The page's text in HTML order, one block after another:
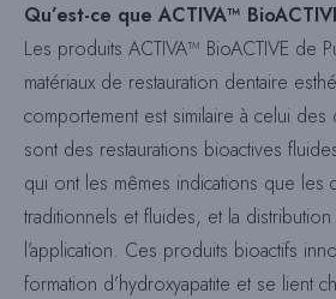
Qu’est-ce que ACTIVA™
Les produits ACTIVA™ BioACTIVE de
matériaux de restauration dentaire
comportement est similaire à celui des
sont des restaurations bioactives
qui ont les mêmes indications que les
traditionnels et fluides, et la
l’application. Ces produits bioactifs
formation d’hydroxyapatite et se lient